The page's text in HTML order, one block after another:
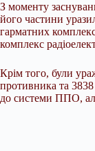
З моменту
його частини
гарматних
комплекс
Крім того, були
противника та 3838
до системи ППО,